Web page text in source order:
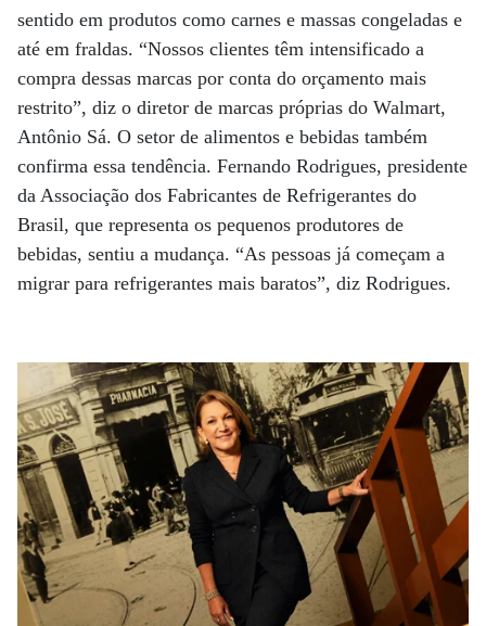
sentido em produtos como carnes e massas congeladas e
até em fraldas. “Nossos clientes têm intensificado a
compra dessas marcas por conta do orçamento mais
restrito”, diz o diretor de marcas próprias do Walmart,
Antônio Sá. O setor de alimentos e bebidas também
confirma essa tendência. Fernando Rodrigues, presidente
da Associação dos Fabricantes de Refrigerantes do
Brasil, que representa os pequenos produtores de
bebidas, sentiu a mudança. “As pessoas já começam a
migrar para refrigerantes mais baratos”, diz Rodrigues.